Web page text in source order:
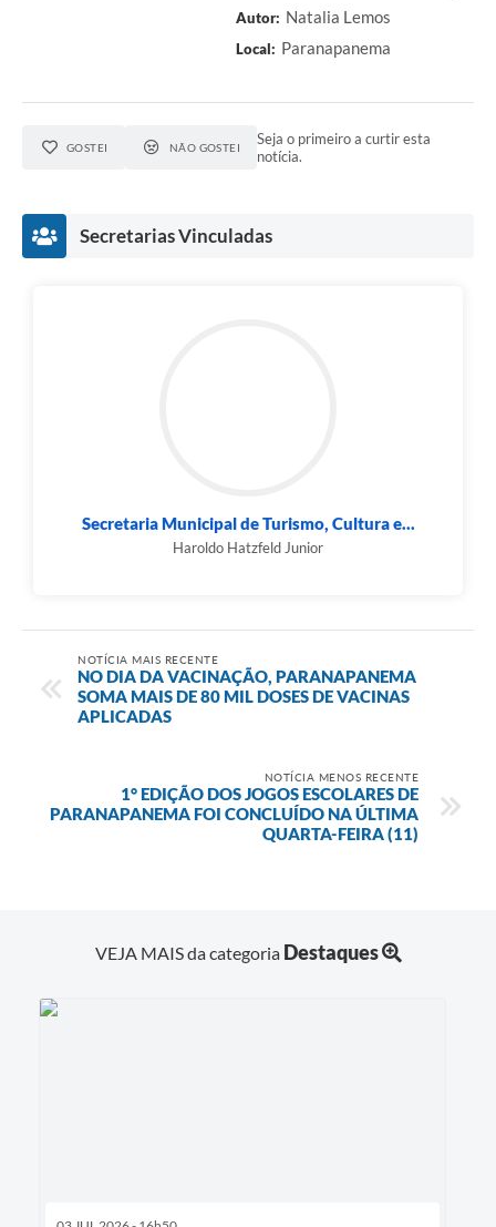
Autor: Natalia Lemos
Local: Paranapanema
GOSTEI NÃO GOSTEI
Seja o primeiro a curtir esta
notícia.
Secretarias Vinculadas
Secretaria Municipal de Turismo, Cultura e...
Haroldo Hatzfeld Junior
NOTÍCIA MAIS RECENTE
NO DIA DA VACINAÇÃO, PARANAPANEMA
SOMA MAIS DE 80 MIL DOSES DE VACINAS
APLICADAS
NOTÍCIA MENOS RECENTE
1° EDIÇÃO DOS JOGOS ESCOLARES DE
PARANAPANEMA FOI CONCLUÍDO NA ÚLTIMA
QUARTA-FEIRA (11)
VEJA MAIS da categoria Destaques